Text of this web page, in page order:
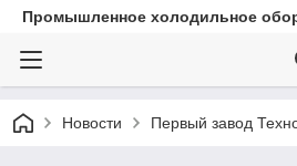
Промышленное холодильное
Новости Первый завод